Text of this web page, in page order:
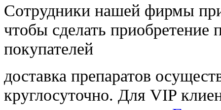
Cотрудники нашей фирмы
чтобы сделать приобретение
покупателей
доставка препаратов
круглосуточно. Для VIP